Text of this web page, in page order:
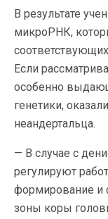
В результате
микроРНК,
Если
особенно
генетики,
неандертальца.
— В случае с
регулируют
формирование и
зоны коры